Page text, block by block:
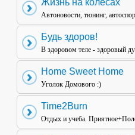
Жизнь на колёсах
Автоновости, тюнинг,
Будь здоров!
В здоровом теле - здоровый
Home Sweet Home
Уголок Домового :)
Time2Burn
Отдых и учеба.